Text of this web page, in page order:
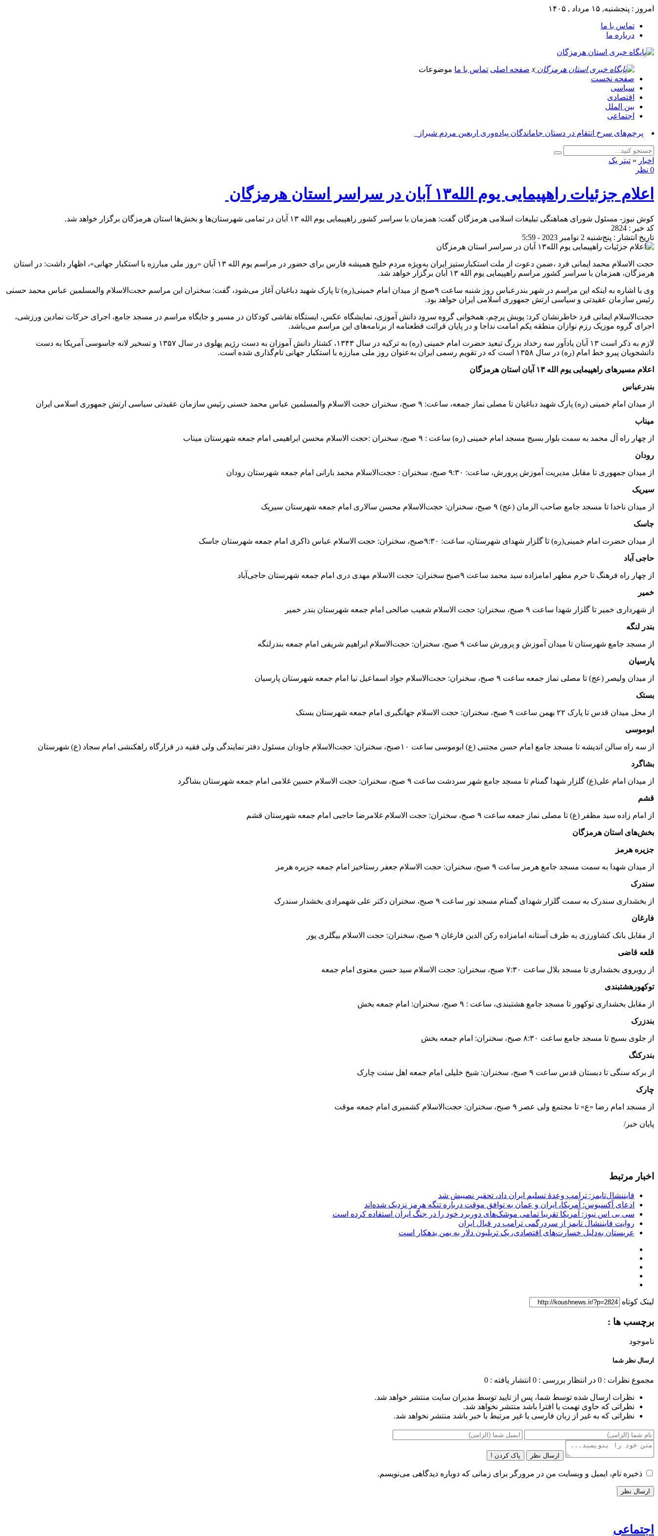
امروز : پنجشنبه, ۱۵ مرداد , ۱۴۰۵
تماس با ما
درباره ما
x صفحه اصلی تماس با ما موضوعات
صفحه نخست
سیاسی
اقتصادی
بین الملل
اجتماعی
پرچم‌های سرخ انتقام در دستان جاماندگان پیاده‌وری اربعین مردم شیراز_
اخبار « تیتر یک
0 نظر
اعلام جزئیات راهپیمایی یوم الله۱۳ آبان در سراسر استان هرمزگان
کوش نیوز- مسئول شورای هماهنگی تبلیغات اسلامی هرمزگان گفت: همزمان با سراسر کشور راهپیمایی یوم الله ۱۳ آبان در تمامی شهرستان‌ها و بخش‌ها استان هرمزگان برگزار خواهد شد.
کد خبر : 2824
تاریخ انتشار : پنج‌شنبه 2 نوامبر 2023 - 5:59
حجت الاسلام محمد ایمانی فرد ،ضمن دعوت از ملت استکبارستیز ایران به‌ویژه مردم خلیج همیشه فارس برای حضور در مراسم یوم الله ۱۳ آبان «روز ملی مبارزه با استکبار جهانی»، اظهار داشت: در استان
هرمزگان، همزمان با سراسر کشور مراسم راهپیمایی یوم الله ۱۳ آبان برگزار خواهد شد.
وی با اشاره به اینکه این مراسم در شهر بندرعباس روز شنبه ساعت ۹صبح از میدان امام خمینی(ره) تا پارک شهید دباغیان آغاز می‌شود، گفت: سخنران این مراسم حجت‌الاسلام والمسلمین عباس محمد حسنی
رئیس سازمان عقیدتی و سیاسی ارتش جمهوری اسلامی ایران خواهد بود.
حجت‌الاسلام ایمانی فرد خاطرنشان کرد: پویش پرچم، همخوانی گروه سرود دانش آموزی، نمایشگاه عکس، ایستگاه نقاشی کودکان در مسیر و جایگاه مراسم در مسجد جامع، اجرای حرکات نمادین ورزشی،
اجرای گروه موزیک رزم نوازان منطقه یکم امامت نداجا و در پایان قرائت قطعنامه از برنامه‌های این مراسم می‌باشد.
لازم به ذکر است ۱۳ آبان یادآور سه رخداد بزرگ تبعید حضرت امام خمینی (ره) به ترکیه در سال ۱۳۴۳، کشتار دانش آموزان به دست رژیم پهلوی در سال ۱۳۵۷ و تسخیر لانه جاسوسی آمریکا به دست
دانشجویان پیرو خط امام (ره) در سال ۱۳۵۸ است که در تقویم رسمی ایران به‌عنوان روز ملی مبارزه با استکبار جهانی نام‌گذاری شده است.
اعلام مسیرهای راهپیمایی یوم الله ۱۳ آبان استان هرمزگان
بندرعباس
از میدان امام خمینی (ره) پارک شهید دباغیان تا مصلی نماز جمعه، ساعت: ۹ صبح، سخنران حجت الاسلام والمسلمین عباس محمد حسنی رئیس سازمان عقیدتی سیاسی ارتش جمهوری اسلامی ایران
میناب
از چهار راه آل محمد به سمت بلوار بسیج مسجد امام خمینی (ره) ساعت : ۹ صبح، سخنران :حجت الاسلام محسن ابراهیمی امام جمعه شهرستان میناب
رودان
از میدان جمهوری تا مقابل مدیریت آموزش پرورش، ساعت: ۹:۳۰ صبح، سخنران : حجت‌الاسلام محمد بارانی امام جمعه شهرستان رودان
سیریک
از میدان ناخدا تا مسجد جامع صاحب الزمان (عج) ۹ صبح، سخنران: حجت‌الاسلام محسن سالاری امام جمعه شهرستان سیریک
جاسک
از میدان حضرت امام خمینی(ره) تا گلزار شهدای شهرستان، ساعت: ۹:۳۰صبح، سخنران: حجت الاسلام عباس ذاکری امام جمعه شهرستان جاسک
حاجی آباد
از چهار راه فرهنگ تا حرم مطهر امامزاده سید محمد ساعت ۹صبح سخنران: حجت الاسلام مهدی دری امام جمعه شهرستان حاجی‌آباد
خمیر
از شهرداری خمیر تا گلزار شهدا ساعت ۹ صبح، سخنران: حجت الاسلام شعیب صالحی امام جمعه شهرستان بندر خمیر
بندر لنگه
از مسجد جامع شهرستان تا میدان آموزش و پرورش ساعت ۹ صبح، سخنران: حجت‌الاسلام ابراهیم شریفی امام جمعه بندرلنگه
پارسیان
از میدان ولیصر (عج) تا مصلی نماز جمعه ساعت ۹ صبح، سخنران: حجت‌الاسلام جواد اسماعیل نیا امام جمعه شهرستان پارسیان
بستک
از محل میدان قدس تا پارک ۲۲ بهمن ساعت ۹ صبح، سخنران: حجت الاسلام جهانگیری امام جمعه شهرستان بستک
ابوموسی
از سه راه سالن اندیشه تا مسجد جامع امام حسن مجتبی (ع) ابوموسی ساعت ۱۰صبح، سخنران: حجت‌الاسلام جاودان مسئول دفتر نمایندگی ولی فقیه در قرارگاه راهکنشی امام سجاد (ع) شهرستان
بشاگرد
از میدان امام علی(ع) گلزار شهدا گمنام تا مسجد جامع شهر سردشت ساعت ۹ صبح، سخنران: حجت الاسلام حسین غلامی امام جمعه شهرستان بشاگرد
قشم
از امام زاده سید مظفر (ع) تا مصلی نماز جمعه ساعت ۹ صبح، سخنران: حجت الاسلام غلامرضا حاجبی امام جمعه شهرستان قشم
بخش‌های استان هرمزگان
جزیره هرمز
از میدان شهدا به سمت مسجد جامع هرمز ساعت ۹ صبح، سخنران: حجت الاسلام جعفر رستاخیز امام جمعه جزیره هرمز
سندرک
از بخشداری سندرک به سمت گلزار شهدای گمنام مسجد نور ساعت ۹ صبح، سخنران دکتر علی شهمرادی بخشدار سندرک
فارغان
از مقابل بانک کشاورزی به طرف آستانه امامزاده رکن الدین فارغان ۹ صبح، سخنران: حجت الاسلام بیگلری پور
قلعه قاضی
از روبروی بخشداری تا مسجد بلال ساعت ۷:۳۰ صبح، سخنران: حجت الاسلام سید حسن معنوی امام جمعه
توکهورهشتبندی
از مقابل بخشداری توکهور تا مسجد جامع هشتبندی، ساعت : ۹ صبح، سخنران: امام جمعه بخش
بندزرک
از جلوی بسیج تا مسجد جامع ساعت ۸:۳۰ صبح، سخنران: امام جمعه بخش
بندرکنگ
از برکه سنگی تا دبستان قدس ساعت ۹ صبح، سخنران: شیخ خلیلی امام جمعه اهل سنت چارک
چارک
از مسجد امام رضا «ع» تا مجتمع ولی عصر ۹ صبح، سخنران: حجت‌الاسلام کشمیری امام جمعه موقت
پایان خبر/
اخبار مرتبط
فایننشال‌تایمز: ترامپ وعدۀ تسلیم ایران داد، تحقیر نصیبش شد
ادعای آکسیوس: آمریکا، ایران و عمان به توافق موقت درباره تنگه هرمز نزدیک شده‌اند
سی بی اس نیوز: آمریکا تقریبا تمامی موشک‌های دوربرد خود را در جنگ ایران استفاده کرده است
روایت فایننشال تایمز از سردرگمی ترامپ در قبال ایران
عربستان به‌دلیل خسارت‌های اقتصادی، یک تریلیون دلار به یمن بدهکار است
لینک کوتاه
برچسب ها :
ناموجود
ارسال نظر شما
مجموع نظرات : 0 در انتظار بررسی : 0 انتشار یافته : 0
نظرات ارسال شده توسط شما، پس از تایید توسط مدیران سایت منتشر خواهد شد.
نظراتی که حاوی تهمت یا افترا باشد منتشر نخواهد شد.
نظراتی که به غیر از زبان فارسی یا غیر مرتبط با خبر باشد منتشر نخواهد شد.
ارسال نظر پاک کردن !
ذخیره نام، ایمیل و وبسایت من در مرورگر برای زمانی که دوباره دیدگاهی می‌نویسم.
اجتماعی